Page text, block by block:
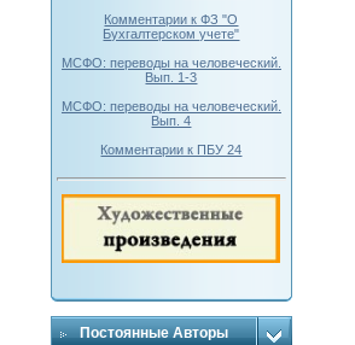
Комментарии к ФЗ "О
Бухгалтерском учете"
МСФО: переводы на человеческий.
Вып. 1-3
МСФО: переводы на человеческий.
Вып. 4
Комментарии к ПБУ 24
Постоянные Авторы